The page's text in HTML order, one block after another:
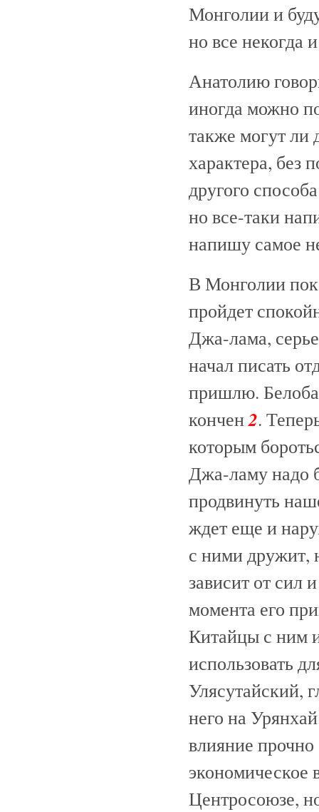
Монголии и
но все некогда
Анатолию
иногда можно
также могут ли
характера, без
другого
но все-таки
напишу самое
В Монголии
пройдет
Джа-лама,
начал писать
пришлю.
кончен2.
которым
Джа-ламу надо
продвинуть
ждет еще и
с ними дружит,
зависит от сил
момента его
Китайцы с ним
использовать
Улясутайский,
него на
влияние прочно
экономическое
Центросоюзе,